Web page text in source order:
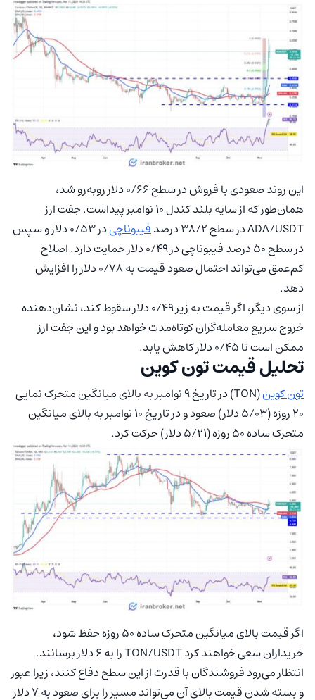
این روند صعودی با فروش در سطح ۰/۶۶ دلار روبه‌رو شد،
همان‌طور که از سایه بلند کندل ۱۰ نوامبر پیداست. جفت ارز
ADA/USDT در سطح ۳۸/۲ درصد
فیبوناچی
در ۰/۵۳ دلار و سپس
در سطح ۵۰ درصد فیبوناچی در ۰/۴۹ دلار حمایت دارد. اصلاح
کم‌عمق می‌تواند احتمال صعود قیمت به ۰/۷۸ دلار را افزایش
دهد.
از سوی دیگر، اگر قیمت به زیر ۰/۴۹ دلار سقوط کند، نشان‌دهنده
خروج سریع معامله‌گران کوتاه‌مدت خواهد بود و این جفت ارز
ممکن است تا ۰/۴۵ دلار کاهش یابد.
تحلیل قیمت تون‌ کوین
تون کوین
(TON) در تاریخ ۹ نوامبر به بالای میانگین متحرک نمایی
۲۰ روزه (۵/۰۳ دلار) صعود و در تاریخ ۱۰ نوامبر به بالای میانگین
متحرک ساده ۵۰ روزه (۵/۲۱ دلار) حرکت کرد.
اگر قیمت بالای میانگین متحرک ساده ۵۰ روزه حفظ شود،
خریداران سعی خواهند کرد TON/USDT را به ۶ دلار برسانند.
انتظار می‌رود فروشندگان با قدرت از این سطح دفاع کنند، زیرا عبور
و بسته شدن قیمت بالای آن می‌تواند مسیر را برای صعود به ۷ دلار